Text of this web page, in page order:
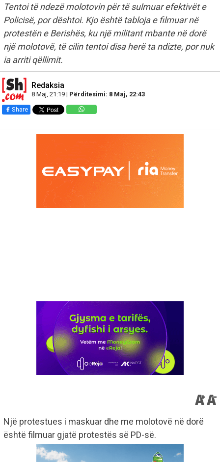
Tentoi të ndezë molotovin për të sulmuar efektivët e
Policisë, por dështoi. Kjo është tabloja e filmuar në
protestën e Berishës, ku një militant mbante në dorë
një molotovë, të cilin tentoi disa herë ta ndizte, por nuk
ia arriti qëllimit.
Redaksia
8 Maj, 21:19 | Përditesimi: 8 Maj, 22:43
Share
Një protestues i maskuar dhe me molotovë në dorë
është filmuar gjatë protestës së PD-së.